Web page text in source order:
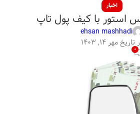
اخبار
استور با کیف پول تاپ
ehsan mashhadi
مهر ۱۴, ۱۴۰۳
0